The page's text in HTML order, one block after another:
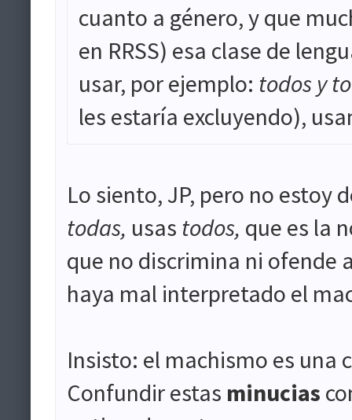
cuanto a género, y que
en RRSS) esa clase de
usar, por ejemplo: todos y
les estaría excluyendo),
Lo siento, JP, pero no estoy
todas, usas todos, que es la
que no discrimina ni ofende
haya mal interpretado el
Insisto: el machismo es una
Confundir estas minucias